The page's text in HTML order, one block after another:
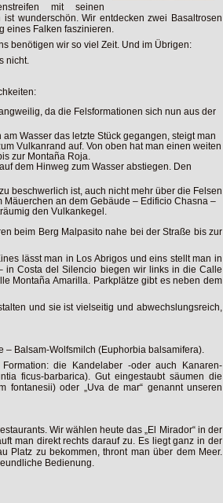
mit seinen
wunderschön. Wir entdecken zwei Basaltrosen
eines Falken faszinieren.
benötigen wir so viel Zeit. Und im Übrigen:
nicht.
da die Felsformationen sich nun aus der
Wasser das letzte Stück gegangen, steigt man
Vulkanrand auf. Von oben hat man einen weiten
zur Montaña Roja.
dem Hinweg zum Wasser abstiegen. Den
beschwerlich ist, auch nicht mehr über die Felsen
an dem Gebäude – Edificio Chasna –
den Vulkankegel.
beim Berg Malpasito nahe bei der Straße bis zur
lässt man in Los Abrigos und eins stellt man in
in Costa del Silencio biegen wir links in die Calle
Montaña Amarilla. Parkplätze gibt es neben dem
und sie ist vielseitig und abwechslungsreich,
Balsam-Wolfsmilch (Euphorbia balsamifera).
die Kandelaber -oder auch Kanaren-
ficus-barbarica). Gut eingestaubt säumen die
fontanesii) oder „Uva de mar“ genannt unseren
Wir wählen heute das „El Mirador“ in der
man direkt rechts darauf zu. Es liegt ganz in der
Platz zu bekommen, thront man über dem Meer.
Bedienung.